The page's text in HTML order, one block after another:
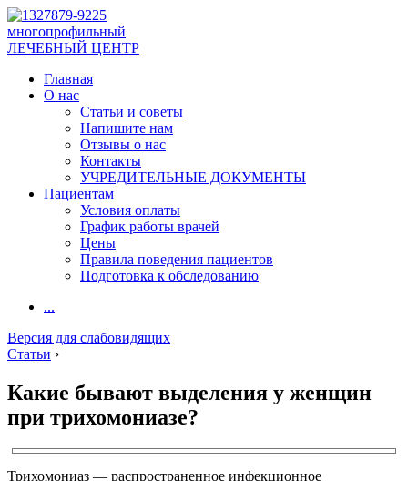
многопрофильный
ЛЕЧЕБНЫЙ ЦЕНТР
Главная
О нас
Статьи и советы
Напишите нам
Отзывы о нас
Контакты
УЧРЕДИТЕЛЬНЫЕ ДОКУМЕНТЫ
Пациентам
Условия оплаты
График работы врачей
Цены
Правила поведения пациентов
Подготовка к обследованию
...
Версия для слабовидящих
Статьи ›
Какие бывают выделения у женщин
при трихомониазе?
Трихомониаз — распространенное инфекционное